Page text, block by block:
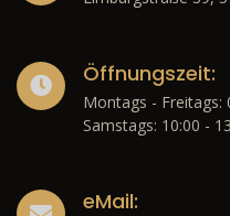
Öffnungszeit:
Montags - Freitags:
Samstags: 10:00 -
eMail: